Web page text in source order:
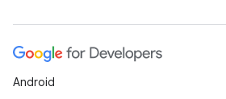
Android